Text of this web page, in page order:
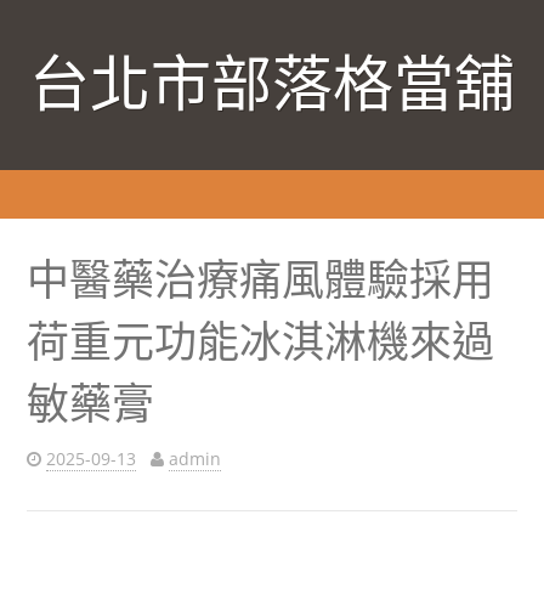
台北市部落格當舖
中醫藥治療痛風體驗採用
荷重元功能冰淇淋機來過
敏藥膏
2025-09-13 admin